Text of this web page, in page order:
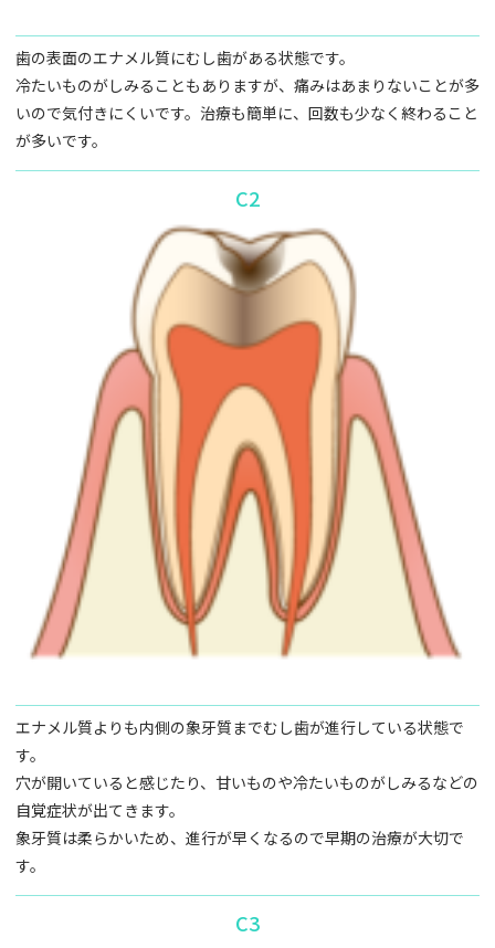
歯の表面のエナメル質にむし歯がある状態です。
冷たいものがしみることもありますが、痛みはあまりないことが多
いので気付きにくいです。治療も簡単に、回数も少なく終わること
が多いです。
C2
エナメル質よりも内側の象牙質までむし歯が進行している状態で
す。
穴が開いていると感じたり、甘いものや冷たいものがしみるなどの
自覚症状が出てきます。
象牙質は柔らかいため、進行が早くなるので早期の治療が大切で
す。
C3